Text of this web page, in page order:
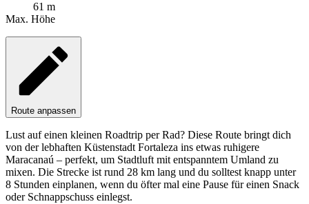
61 m
Max. Höhe
Route anpassen
Lust auf einen kleinen Roadtrip per Rad? Diese Route bringt dich
von der lebhaften Küstenstadt Fortaleza ins etwas ruhigere
Maracanaú – perfekt, um Stadtluft mit entspanntem Umland zu
mixen. Die Strecke ist rund 28 km lang und du solltest knapp unter
8 Stunden einplanen, wenn du öfter mal eine Pause für einen Snack
oder Schnappschuss einlegst.